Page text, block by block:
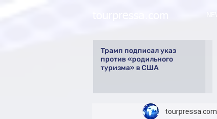
Трамп подписал указ
против «родильного
туризма» в США
tourpressa.com